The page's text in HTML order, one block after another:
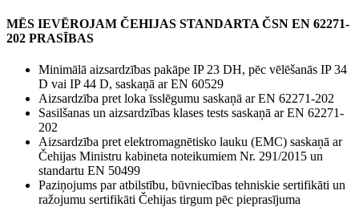
MĒS IEVĒROJAM ČEHIJAS STANDARTA ČSN EN 62271-
202 PRASĪBAS
Minimālā aizsardzības pakāpe IP 23 DH, pēc vēlēšanās IP 34
D vai IP 44 D, saskaņā ar EN 60529
Aizsardzība pret loka īsslēgumu saskaņā ar EN 62271-202
Sasilšanas un aizsardzības klases tests saskaņā ar EN 62271-
202
Aizsardzība pret elektromagnētisko lauku (EMC) saskaņā ar
Čehijas Ministru kabineta noteikumiem Nr. 291/2015 un
standartu EN 50499
Paziņojums par atbilstību, būvniecības tehniskie sertifikāti un
ražojumu sertifikāti Čehijas tirgum pēc pieprasījuma